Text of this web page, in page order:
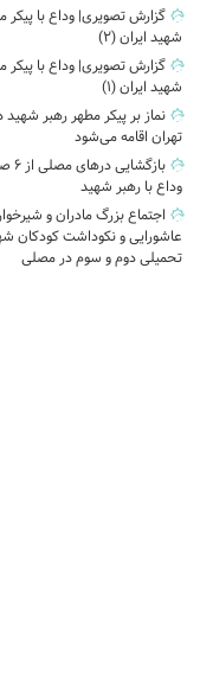
گزارش تصویری| وداع با پیکر
شهید ایران (2)
گزارش تصویری| وداع با پیکر
شهید ایران (1)
نماز بر پیکر مطهر رهبر
تهران اقامه می‌شود
وداع با رهبر شهید
اجتماع بزرگ مادران و
عاشورایی و نکوداشت کودکان
تحمیلی دوم و سوم در مصلی